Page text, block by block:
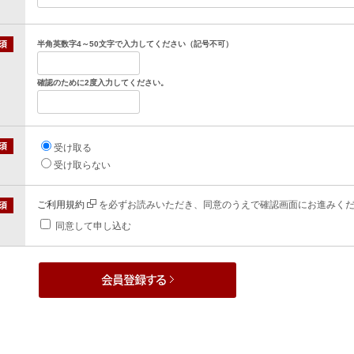
半角英数字4～50文字で入力してください（記号不可）
確認のために2度入力してください。
受け取る
受け取らない
ご利用規約
を必ずお読みいただき、同意のうえで確認画面にお進みく
同意して申し込む